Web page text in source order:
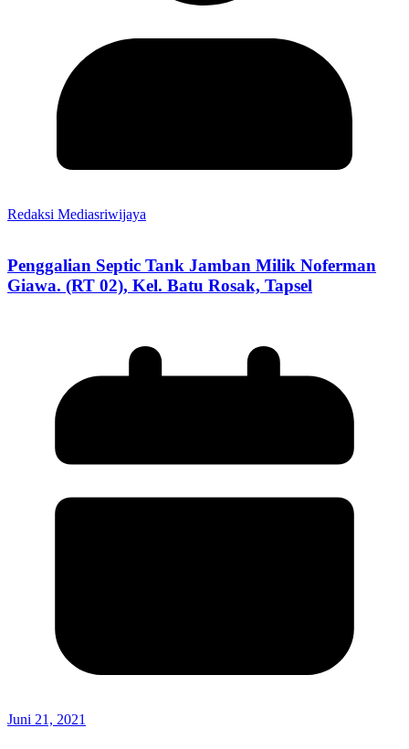
Redaksi Mediasriwijaya
Penggalian Septic Tank Jamban Milik Noferman
Giawa. (RT 02), Kel. Batu Rosak, Tapsel
Juni 21, 2021